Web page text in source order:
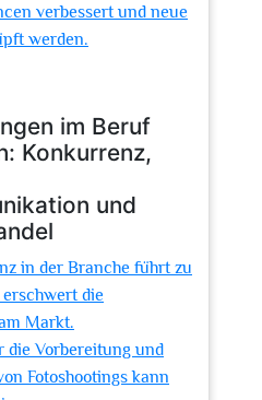
verbessert und neue
werden.
im Beruf
Konkurrenz,
und
in der Branche führt zu
die
Markt.
die Vorbereitung und
Fotoshootings kann